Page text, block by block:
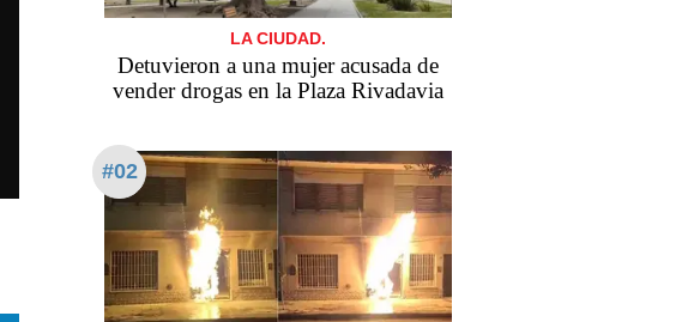
LA CIUDAD.
Detuvieron a una mujer acusada de
vender drogas en la Plaza Rivadavia
#02